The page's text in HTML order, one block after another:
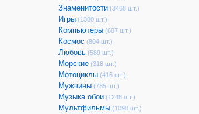
Знаменитости (3468 шт.)
Игры (1380 шт.)
Компьютеры (607 шт.)
Космос (804 шт.)
Любовь (589 шт.)
Морские (318 шт.)
Мотоциклы (416 шт.)
Мужчины (785 шт.)
Музыка обои (1248 шт.)
Мультфильмы (1090 шт.)